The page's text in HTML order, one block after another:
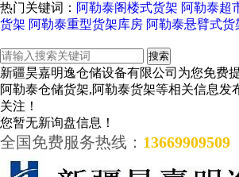
热门关键词： 阿勒泰阁楼式货架 阿勒泰超
货架 阿勒泰重型货架库房 阿勒泰悬臂式货
新疆昊嘉明逸仓储设备有限公司为您免费
阿勒泰仓储货架,阿勒泰货架等相关信息发
关注！
您暂无新询盘信息！
全国免费服务热线： 13669909509